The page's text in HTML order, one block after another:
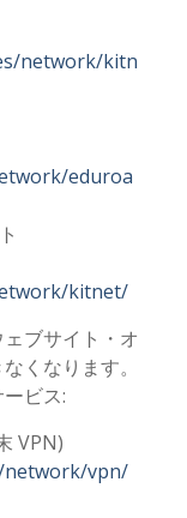
network/kitn
eduroa
kitnet/
ブサイト・オ
くなります。
ビス:
VPN)
network/vpn/